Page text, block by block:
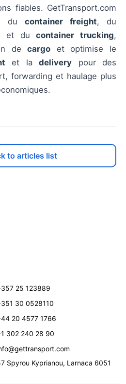
fiables. GetTransport.com
du container freight, du
et ducontainer trucking,
decargo et optimise le
et ladelivery pour des
forwarding et haulage plus
to articles list
25 123889
30 0528110
20 4577 1766
302 240 28 90
Spyrou Kyprianou, Larnaca 6051